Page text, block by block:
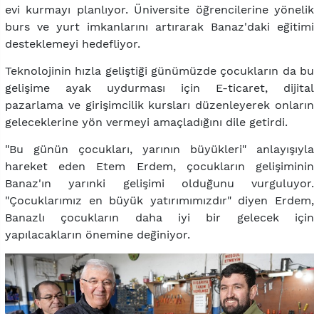
evi kurmayı planlıyor. Üniversite öğrencilerine yönelik
burs ve yurt imkanlarını artırarak Banaz'daki eğitimi
desteklemeyi hedefliyor.
Teknolojinin hızla geliştiği günümüzde çocukların da bu
gelişime ayak uydurması için E-ticaret, dijital
pazarlama ve girişimcilik kursları düzenleyerek onların
geleceklerine yön vermeyi amaçladığını dile getirdi.
"Bu günün çocukları, yarının büyükleri" anlayışıyla
hareket eden Etem Erdem, çocukların gelişiminin
Banaz'ın yarınki gelişimi olduğunu vurguluyor.
"Çocuklarımız en büyük yatırımımızdır" diyen Erdem,
Banazlı çocukların daha iyi bir gelecek için
yapılacakların önemine değiniyor.